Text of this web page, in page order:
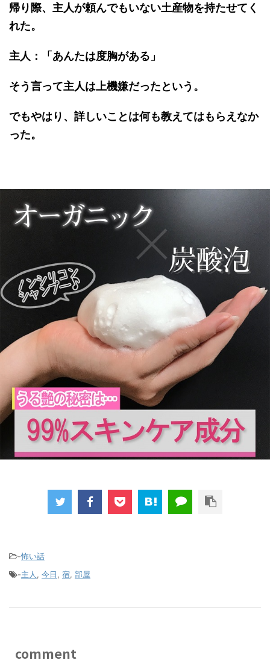
帰り際、主人が頼んでもいない土産物を持たせてく
れた。
主人：「あんたは度胸がある」
そう言って主人は上機嫌だったという。
でもやはり、詳しいことは何も教えてはもらえなか
った。
-怖い話
-主人 , 今日, 宿, 部屋
comment